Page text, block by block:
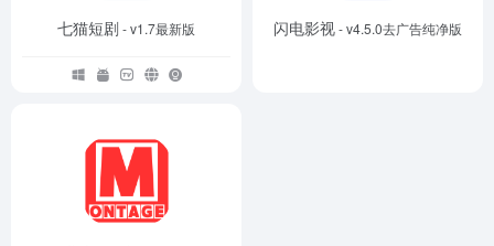
七猫短剧- v1.7最新版 闪电影视- v4.5.0去广告纯净版